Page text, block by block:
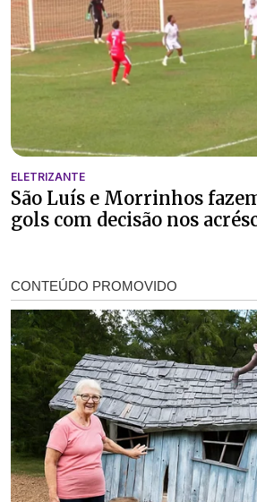
ELETRIZANTE
São Luís e Morrinhos
gols com decisão nos